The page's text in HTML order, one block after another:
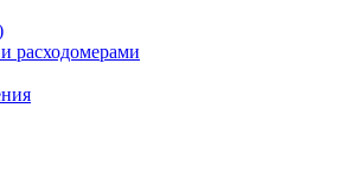
расходомерами